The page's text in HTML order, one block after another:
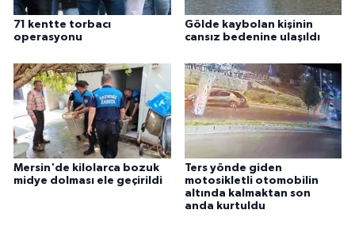
71 kentte torbacı
operasyonu
Gölde kaybolan kişinin
cansız bedenine ulaşıldı
Mersin'de kilolarca bozuk
midye dolması ele geçirildi
Ters yönde giden
motosikletli otomobilin
altında kalmaktan son
anda kurtuldu